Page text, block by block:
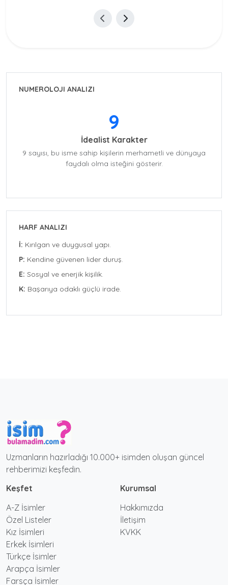
NUMEROLOJI ANALIZI
9
İdealist Karakter
9 sayısı, bu isme sahip kişilerin merhametli ve dünyaya
faydalı olma isteğini gösterir.
HARF ANALIZI
İ: Kırılgan ve duygusal yapı.
P: Kendine güvenen lider duruş.
E: Sosyal ve enerjik kişilik.
K: Başarıya odaklı güçlü irade.
Uzmanların hazırladığı 10.000+ isimden oluşan güncel
rehberimizi keşfedin.
Keşfet
A-Z İsimler
Özel Listeler
Kız İsimleri
Erkek İsimleri
Türkçe İsimler
Arapça İsimler
Farsça İsimler
Kurumsal
Hakkımızda
İletişim
KVKK